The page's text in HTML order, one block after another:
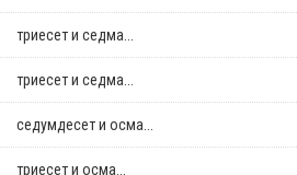
триесет и седма...
триесет и седма...
седумдесет и осма...
триесет и осма...